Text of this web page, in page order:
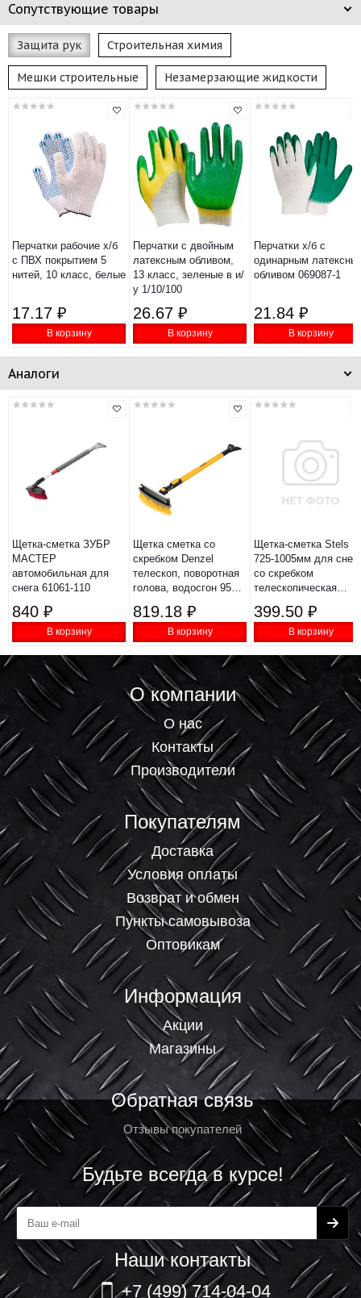
Сопутствующие товары
Защита рук Строительная химия
Мешки строительные Незамерзающие жидкости
Перчатки рабочие х/б
с ПВХ покрытием 5
нитей, 10 класс, белые
17.17 ₽
В корзину
Перчатки с двойным
латексным обливом,
13 класс, зеленые в и/
у 1/10/100
26.67 ₽
В корзину
Перчатки х/б с
одинарным
обливом 069087-1
21.84 ₽
В корзину
Аналоги
Щетка-сметка ЗУБР
МАСТЕР
автомобильная для
снега 61061-110
840 ₽
В корзину
Щетка сметка со
скребком Denzel
телескоп, поворотная
голова, водосгон 950-
819.18 ₽
В корзину
Щетка-сметка Stels
725-1005мм для
со скребком
телескопическая
399.50 ₽
В корзину
О компании
О нас
Контакты
Производители
Покупателям
Доставка
Условия оплаты
Возврат и обмен
Пункты самовывоза
Оптовикам
Информация
Акции
Магазины
Обратная связь
Отзывы покупателей
Будьте всегда в курсе!
Наши контакты
+7 (499) 714-04-04